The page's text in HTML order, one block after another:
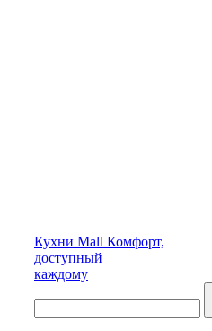
Кухни Mall Комфорт,
доступный
каждому